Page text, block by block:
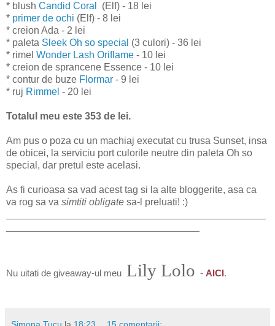
* blush Candid Coral
(Elf) - 18 lei
* primer de ochi (Elf) - 8 lei
* creion Ada - 2 lei
* paleta Sleek Oh so special (3 culori) - 36 lei
* rimel Wonder Lash Oriflame - 10 lei
* creion de sprancene Essence - 10 lei
* contur de buze Flormar - 9 lei
* ruj Rimmel - 20 lei
Totalul meu este 353 de lei.
Am pus o poza cu un machiaj executat cu trusa Sunset, insa
de obicei, la serviciu port culorile neutre din paleta Oh so
special, dar pretul este acelasi.
As fi curioasa sa vad acest tag si la alte bloggerite, asa ca
va rog sa va simtiti obligate sa-l preluati! :)
Nu uitati de giveaway-ul meu Lily Lolo - AICI.